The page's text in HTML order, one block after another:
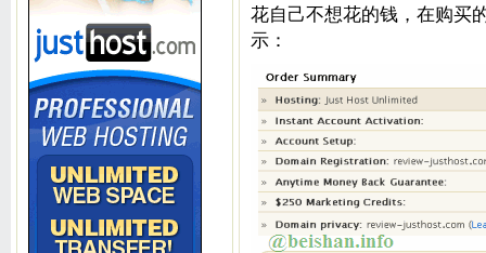
花自己不想花的钱，在购买
示：